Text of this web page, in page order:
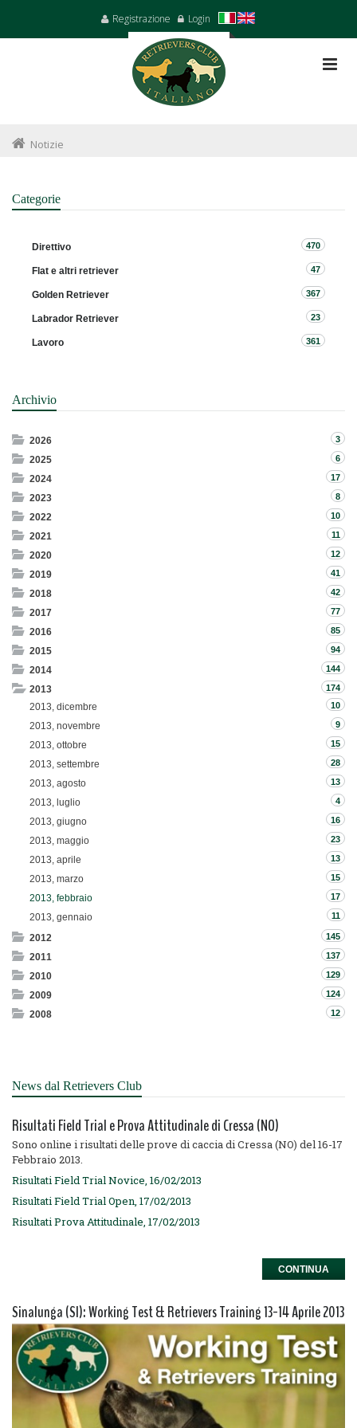
Registrazione Login
Notizie
Categorie
Direttivo 470
Flat e altri retriever 47
Golden Retriever 367
Labrador Retriever 23
Lavoro 361
Archivio
2026 3
2025 6
2024 17
2023 8
2022 10
2021 11
2020 12
2019 41
2018 42
2017 77
2016 85
2015 94
2014 144
2013 174
2013, dicembre 10
2013, novembre 9
2013, ottobre 15
2013, settembre 28
2013, agosto 13
2013, luglio 4
2013, giugno 16
2013, maggio 23
2013, aprile 13
2013, marzo 15
2013, febbraio 17
2013, gennaio 11
2012 145
2011 137
2010 129
2009 124
2008 12
News dal Retrievers Club
Risultati Field Trial e Prova Attitudinale di Cressa (NO)
Sono online i risultati delle prove di caccia di Cressa (NO) del 16-17
Febbraio 2013.
Risultati Field Trial Novice, 16/02/2013
Risultati Field Trial Open, 17/02/2013
Risultati Prova Attitudinale, 17/02/2013
CONTINUA
Sinalunga (SI): Working Test & Retrievers Training 13-14 Aprile 2013